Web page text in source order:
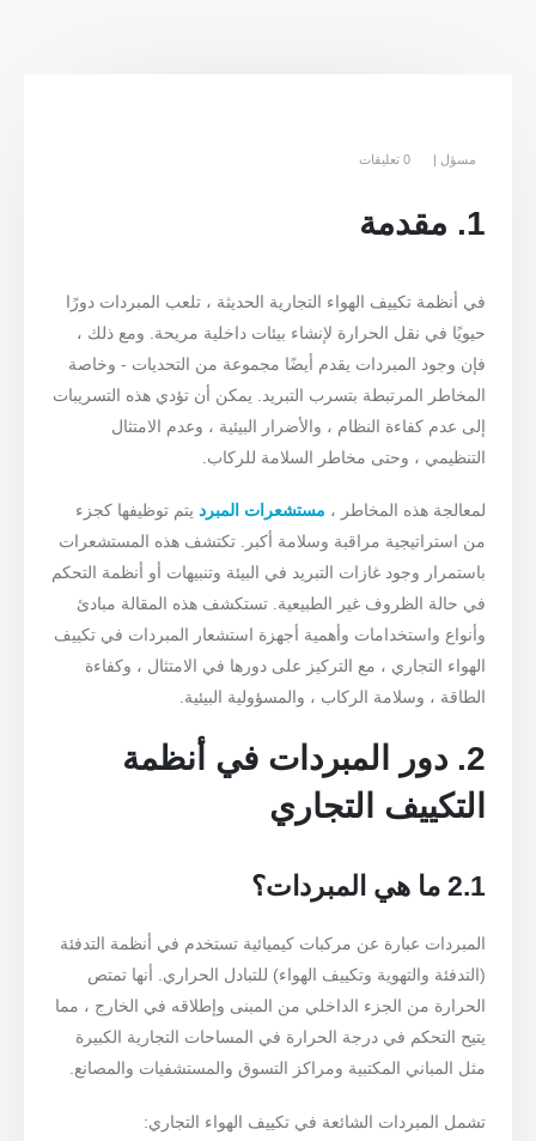
مسؤل 0 تعليقات
1. مقدمة
في أنظمة تكييف الهواء التجارية الحديثة ، تلعب المبردات دورًا
حيويًا في نقل الحرارة لإنشاء بيئات داخلية مريحة. ومع ذلك ،
فإن وجود المبردات يقدم أيضًا مجموعة من التحديات - وخاصة
المخاطر المرتبطة بتسرب التبريد. يمكن أن تؤدي هذه التسريبات
إلى عدم كفاءة النظام ، والأضرار البيئية ، وعدم الامتثال
التنظيمي ، وحتى مخاطر السلامة للركاب.
لمعالجة هذه المخاطر ، مستشعرات المبرد يتم توظيفها كجزء
من استراتيجية مراقبة وسلامة أكبر. تكتشف هذه المستشعرات
باستمرار وجود غازات التبريد في البيئة وتنبيهات أو أنظمة التحكم
في حالة الظروف غير الطبيعية. تستكشف هذه المقالة مبادئ
وأنواع واستخدامات وأهمية أجهزة استشعار المبردات في تكييف
الهواء التجاري ، مع التركيز على دورها في الامتثال ، وكفاءة
الطاقة ، وسلامة الركاب ، والمسؤولية البيئية.
2. دور المبردات في أنظمة
التكييف التجاري
2.1 ما هي المبردات؟
المبردات عبارة عن مركبات كيميائية تستخدم في أنظمة التدفئة
(التدفئة والتهوية وتكييف الهواء) للتبادل الحراري. أنها تمتص
الحرارة من الجزء الداخلي من المبنى وإطلاقه في الخارج ، مما
يتيح التحكم في درجة الحرارة في المساحات التجارية الكبيرة
مثل المباني المكتبية ومراكز التسوق والمستشفيات والمصانع.
تشمل المبردات الشائعة في تكييف الهواء التجاري: